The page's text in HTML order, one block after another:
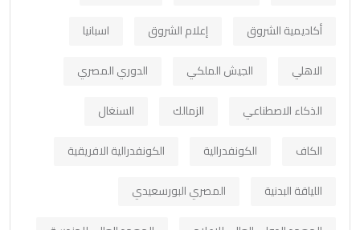
أكاديمية الشروق
إعلام الشروق
اسبانيا
الاهلي
الجيش الملكي
الدوري المصري
الذكاء الاصطناعي
الزمالك
السنغال
الكاف
الكونفدرالية
الكونفدرالية الافريقية
اللياقة البدنية
المصري البورسعيدي